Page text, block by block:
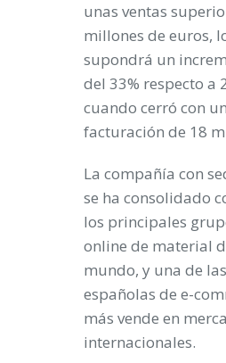
unas ventas
millones de euros,
supondrá un
del 33% respecto a
cuando cerró con
facturación de 18
La compañía con
se ha consolidado
los principales
online de material
mundo, y una de
españolas de e-
más vende en
internacionales.